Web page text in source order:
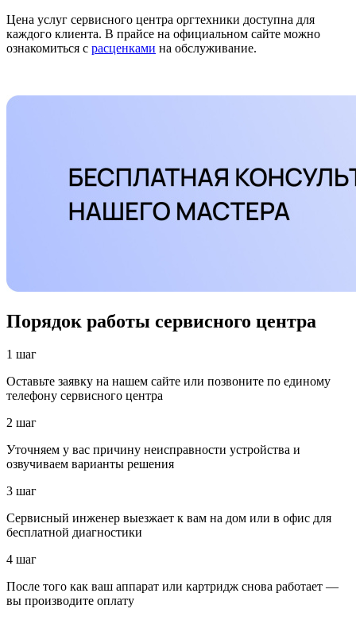
Цена услуг сервисного центра оргтехники доступна для
каждого клиента. В прайсе на официальном сайте можно
ознакомиться с расценками на обслуживание.
Порядок работы сервисного центра
1 шаг
Оставьте заявку на нашем сайте или позвоните по единому
телефону сервисного центра
2 шаг
Уточняем у вас причину неисправности устройства и
озвучиваем варианты решения
3 шаг
Сервисный инженер выезжает к вам на дом или в офис для
бесплатной диагностики
4 шаг
После того как ваш аппарат или картридж снова работает —
вы производите оплату